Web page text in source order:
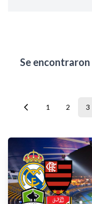
Se encontraron
1 2 3